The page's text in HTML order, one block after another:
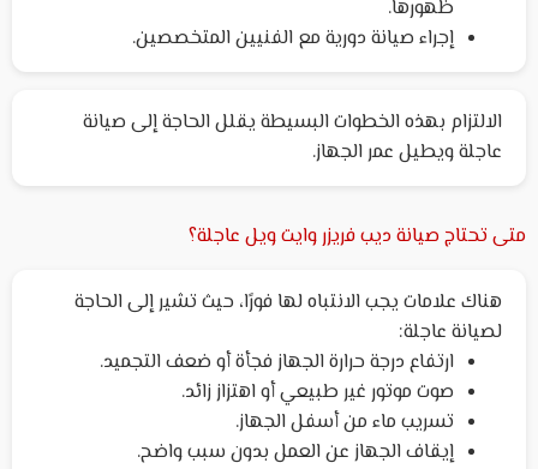
ظهورها.
إجراء صيانة دورية مع الفنيين المتخصصين.
الالتزام بهذه الخطوات البسيطة يقلل الحاجة إلى صيانة
عاجلة ويطيل عمر الجهاز.
متى تحتاج صيانة ديب فريزر وايت ويل عاجلة؟
هناك علامات يجب الانتباه لها فورًا، حيث تشير إلى الحاجة
لصيانة عاجلة:
ارتفاع درجة حرارة الجهاز فجأة أو ضعف التجميد.
صوت موتور غير طبيعي أو اهتزاز زائد.
تسريب ماء من أسفل الجهاز.
إيقاف الجهاز عن العمل بدون سبب واضح.